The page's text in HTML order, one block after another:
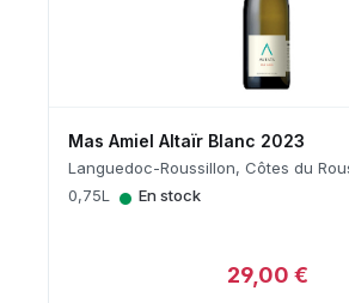
Mas Amiel Altaïr Blanc 2023
Languedoc-Roussillon, Côtes du
0,75L
• En stock
29,00 €